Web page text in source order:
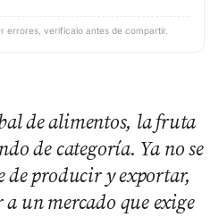
errores, verifícalo antes de compartir.
de alimentos, la fruta
de categoría. Ya no se
de producir y exportar,
a un mercado que exige